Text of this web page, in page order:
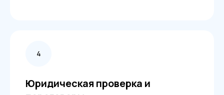
Юридическая проверка и